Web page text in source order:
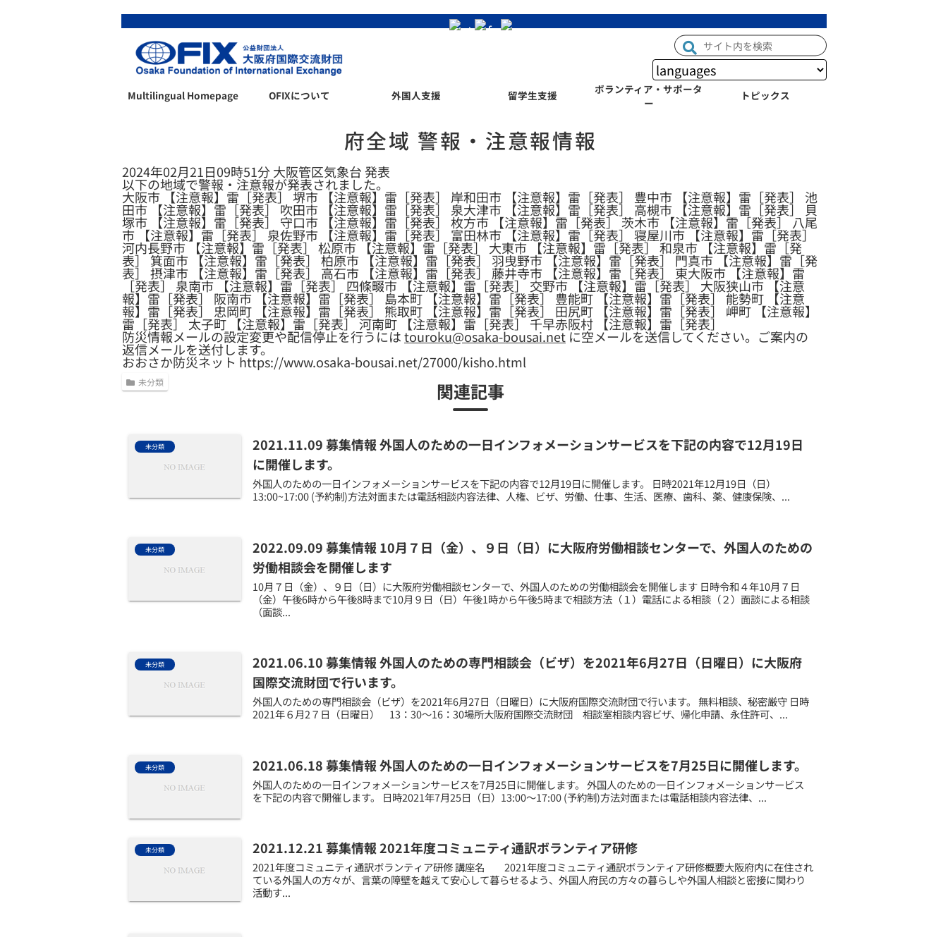
Multilingual Homepage OFIXについて 外国人支援 留学生支援
ボランティア・サポータ
ー
トピックス
府全域 警報・注意報情報
2024年02月21日09時51分 大阪管区気象台 発表
以下の地域で警報・注意報が発表されました。
大阪市 【注意報】雷［発表］ 堺市 【注意報】雷［発表］ 岸和田市 【注意報】雷［発表］ 豊中市 【注意報】雷［発表］ 池
田市 【注意報】雷［発表］ 吹田市 【注意報】雷［発表］ 泉大津市 【注意報】雷［発表］ 高槻市 【注意報】雷［発表］ 貝
塚市 【注意報】雷［発表］ 守口市 【注意報】雷［発表］ 枚方市 【注意報】雷［発表］ 茨木市 【注意報】雷［発表］ 八尾
市 【注意報】雷［発表］ 泉佐野市 【注意報】雷［発表］ 富田林市 【注意報】雷［発表］ 寝屋川市 【注意報】雷［発表］
河内長野市 【注意報】雷［発表］ 松原市 【注意報】雷［発表］ 大東市 【注意報】雷［発表］ 和泉市 【注意報】雷［発
表］ 箕面市 【注意報】雷［発表］ 柏原市 【注意報】雷［発表］ 羽曳野市 【注意報】雷［発表］ 門真市 【注意報】雷［発
表］ 摂津市 【注意報】雷［発表］ 高石市 【注意報】雷［発表］ 藤井寺市 【注意報】雷［発表］ 東大阪市 【注意報】雷
［発表］ 泉南市 【注意報】雷［発表］ 四條畷市 【注意報】雷［発表］ 交野市 【注意報】雷［発表］ 大阪狭山市 【注意
報】雷［発表］ 阪南市 【注意報】雷［発表］ 島本町 【注意報】雷［発表］ 豊能町 【注意報】雷［発表］ 能勢町 【注意
報】雷［発表］ 忠岡町 【注意報】雷［発表］ 熊取町 【注意報】雷［発表］ 田尻町 【注意報】雷［発表］ 岬町 【注意報】
雷［発表］ 太子町 【注意報】雷［発表］ 河南町 【注意報】雷［発表］ 千早赤阪村 【注意報】雷［発表］
防災情報メールの設定変更や配信停止を行うにはtouroku@osaka-bousai.netに空メールを送信してください。ご案内の
返信メールを送付します。
おおさか防災ネット https://www.osaka-bousai.net/27000/kisho.html
未分類 関連記事
未分類
2021.11.09 募集情報 外国人のための一日インフォメーションサービスを下記の内容で12月19日
に開催します。
外国人のための一日インフォメーションサービスを下記の内容で12月19日に開催します。 日時2021年12月19日（日）
13:00~17:00 (予約制)方法対面または電話相談内容法律、人権、ビザ、労働、仕事、生活、医療、歯科、薬、健康保険、...
未分類
2022.09.09 募集情報 10月７日（金）、９日（日）に大阪府労働相談センターで、外国人のための
労働相談会を開催します
10月７日（金）、９日（日）に大阪府労働相談センターで、外国人のための労働相談会を開催します 日時令和４年10月７日
（金）午後6時から午後8時まで10月９日（日）午後1時から午後5時まで相談方法（１）電話による相談（２）面談による相談
（面談...
未分類
2021.06.10 募集情報 外国人のための専門相談会（ビザ）を2021年6月27日（日曜日）に大阪府
国際交流財団で行います。
外国人のための専門相談会（ビザ）を2021年6月27日（日曜日）に大阪府国際交流財団で行います。 無料相談、秘密厳守 日時
2021年６月2７日（日曜日） 13：30～16：30場所大阪府国際交流財団 相談室相談内容ビザ、帰化申請、永住許可、...
未分類 2021.06.18 募集情報 外国人のための一日インフォメーションサービスを7月25日に開催します。
外国人のための一日インフォメーションサービスを7月25日に開催します。 外国人のための一日インフォメーションサービス
を下記の内容で開催します。 日時2021年7月25日（日）13:00～17:00 (予約制)方法対面または電話相談内容法律、...
未分類 2021.12.21 募集情報 2021年度コミュニティ通訳ボランティア研修
2021年度コミュニティ通訳ボランティア研修 講座名 2021年度コミュニティ通訳ボランティア研修概要大阪府内に在住され
ている外国人の方々が、言葉の障壁を越えて安心して暮らせるよう、外国人府民の方々の暮らしや外国人相談と密接に関わり
活動す...